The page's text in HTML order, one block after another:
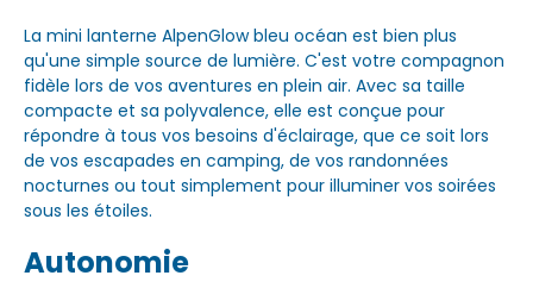
La mini lanterne AlpenGlow bleu océan est bien plus
qu'une simple source de lumière. C'est votre compagnon
fidèle lors de vos aventures en plein air. Avec sa taille
compacte et sa polyvalence, elle est conçue pour
répondre à tous vos besoins d'éclairage, que ce soit lors
de vos escapades en camping, de vos randonnées
nocturnes ou tout simplement pour illuminer vos soirées
sous les étoiles.
Autonomie